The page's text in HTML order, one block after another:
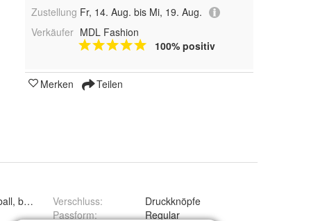
Zustellung Fr, 14. Aug. bis Mi, 19. Aug.
Verkäufer MDL Fashion
100% positiv
Merken Teilen
bomber Verschluss:
Druckknöpfe
Passform:
Regular